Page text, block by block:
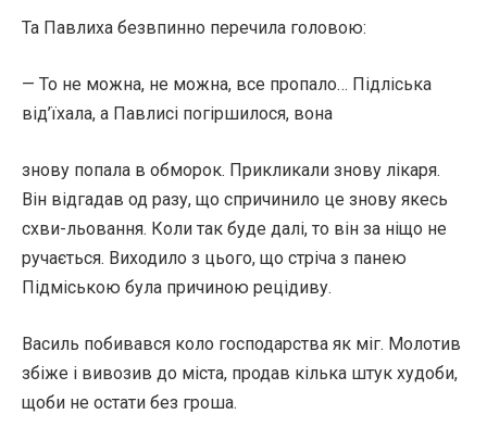
Та Павлиха безвпинно перечила головою:
— То не можна, не можна, все пропало… Підліська
від’їхала, а Павлисі погіршилося, вона
знову попала в обморок. Прикликали знову лікаря.
Він відгадав од разу, що спричинило це знову якесь
схви-льовання. Коли так буде далі, то він за ніщо не
ручається. Виходило з цього, що стріча з панею
Підміською була причиною рецідиву.
Василь побивався коло господарства як міг. Молотив
збіже і вивозив до міста, продав кілька штук худоби,
щоби не остати без гроша.